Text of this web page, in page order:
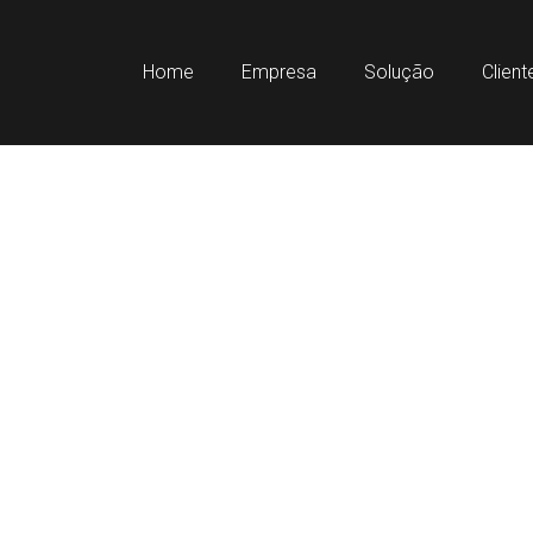
Home Empresa Solução